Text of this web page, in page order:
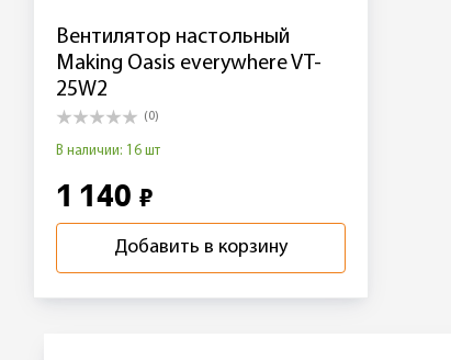
Вентилятор настольный
Making Oasis everywhere VT-
25W2
(0)
В наличии: 16 шт
1 140 ₽
Добавить в корзину